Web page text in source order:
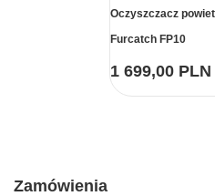
Oczyszczacz
Furcatch FP10
1 699,00 PLN
Zamówienia